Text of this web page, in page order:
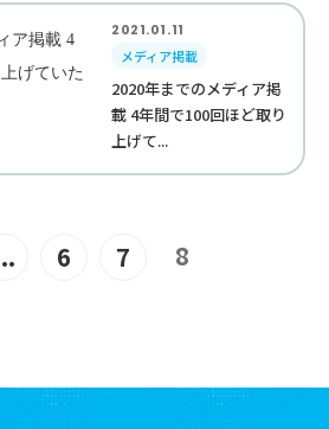
2021.01.11
メディア掲載
2020年までのメディア掲
載 4年間で100回ほど取り
上げて...
6 7 8